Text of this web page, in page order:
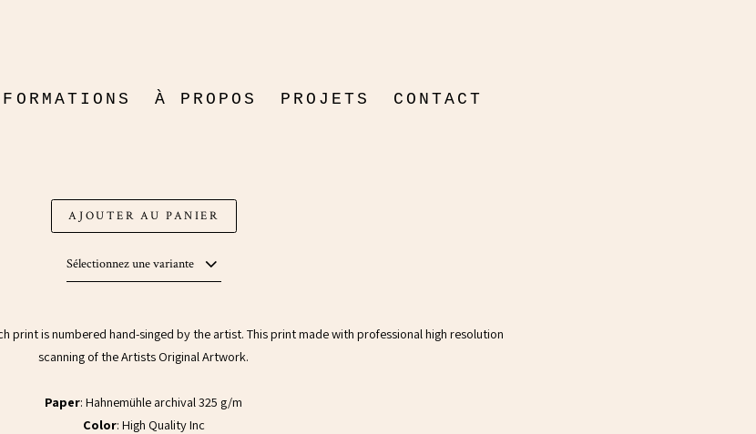
FORMATIONS À PROPOS
PROJETS
CONTACT
MOUNTAINS
AJOUTER AU PANIER
Sélectionnez une variante
print is numbered hand-singed by the artist. This print made with professional high resolution
scanning of the Artists Original Artwork.
Paper: Hahnemühle archival 325 g/m
Color: High Quality Inc